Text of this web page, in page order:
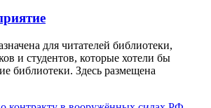
для читателей библиотеки,
и студентов, которые хотели бы
библиотеки. Здесь размещена